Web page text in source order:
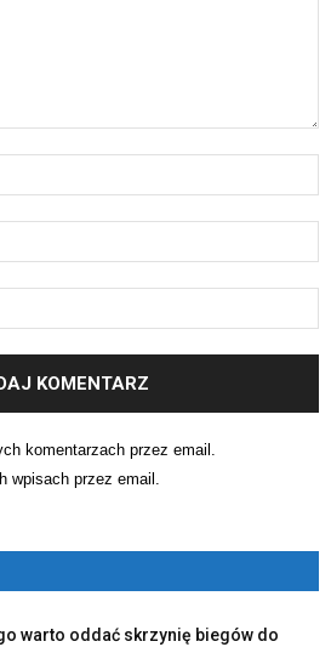
komentarzach przez email.
wpisach przez email.
warto oddać skrzynię biegów do